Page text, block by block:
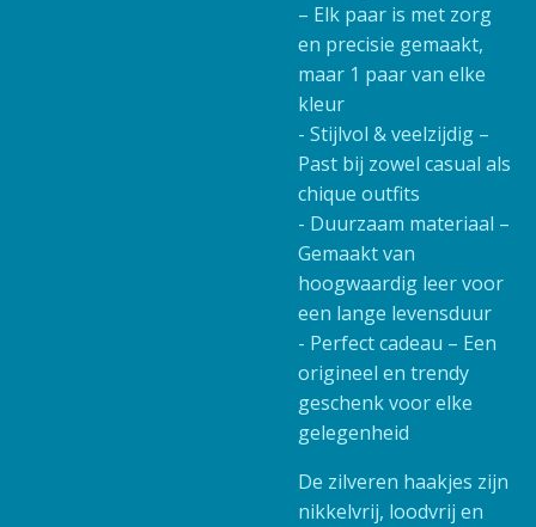
– Elk paar is met zorg
en precisie gemaakt,
maar 1 paar van elke
kleur
- Stijlvol & veelzijdig –
Past bij zowel casual als
chique outfits
- Duurzaam materiaal –
Gemaakt van
hoogwaardig leer voor
een lange levensduur
- Perfect cadeau – Een
origineel en trendy
geschenk voor elke
gelegenheid
De zilveren haakjes zijn
nikkelvrij, loodvrij en